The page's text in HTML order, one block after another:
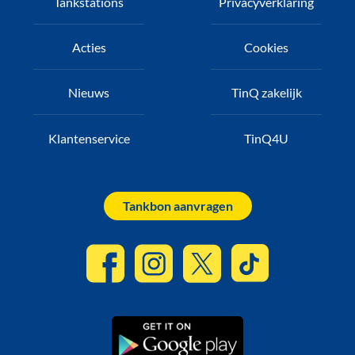
Acties
Nieuws
Klantenservice
Cookies
TinQ zakelijk
TinQ4U
Tankbon aanvragen